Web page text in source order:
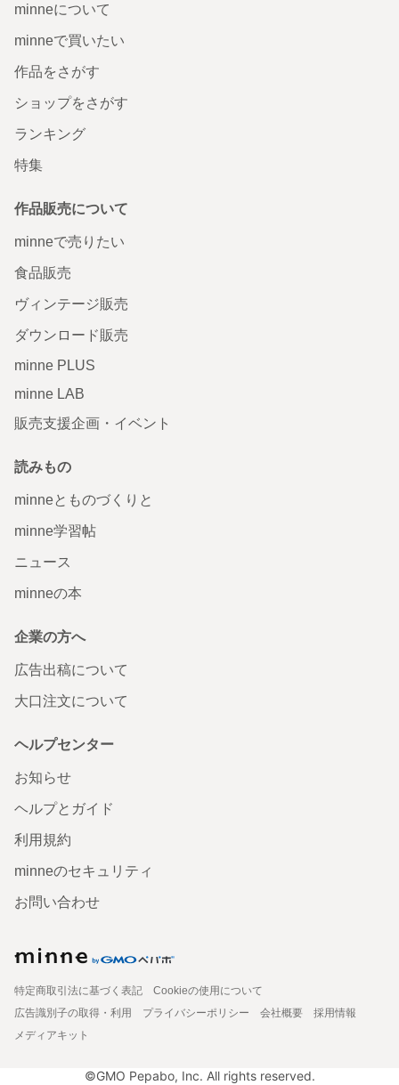
minneについて
minneで買いたい
作品をさがす
ショップをさがす
ランキング
特集
作品販売について
minneで売りたい
食品販売
ヴィンテージ販売
ダウンロード販売
minne PLUS
minne LAB
販売支援企画・イベント
読みもの
minneとものづくりと
minne学習帖
ニュース
minneの本
企業の方へ
広告出稿について
大口注文について
ヘルプセンター
お知らせ
ヘルプとガイド
利用規約
minneのセキュリティ
お問い合わせ
特定商取引法に基づく表記
Cookieの使用について
広告識別子の取得・利用
プライバシーポリシー 会社概要
採用情報
メディアキット
©GMO Pepabo, Inc. All rights reserved.